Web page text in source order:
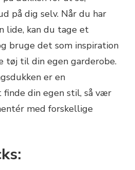
på dig selv. Når du har
lide, kan du tage et
bruge det som inspiration
tøj til din egen garderobe.
er en
din egen stil, så vær
med forskellige